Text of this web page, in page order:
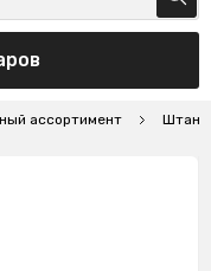
ассортимент